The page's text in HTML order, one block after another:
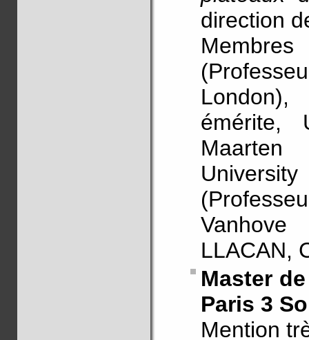
direction
London),
émérite,
LLACAN,
Master
Paris 3
Mention